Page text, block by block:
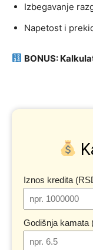
Izbegavanje
Napetost i
BONUS:
Iznos kredita
Godišnja kamata